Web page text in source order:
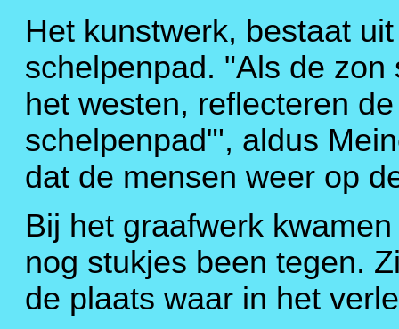
Het kunstwerk, bestaat
schelpenpad. "Als de
het westen, reflecteren
schelpenpad"', aldus
dat de mensen weer op
Bij het graafwerk
nog stukjes been tegen.
de plaats waar in het